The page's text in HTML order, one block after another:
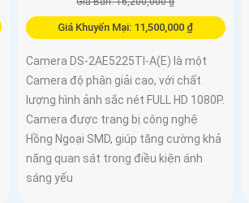
Giá Khuyến Mại: 11,500,000 ₫
Camera DS-2AE5225TI-A(E) là một
Camera độ phân giải cao, với chất
lượng hình ảnh sắc nét FULL HD 1080P.
Camera được trang bị công nghệ
Hồng Ngoại SMD, giúp tăng cường khả
năng quan sát trong điều kiện ánh
sáng yếu